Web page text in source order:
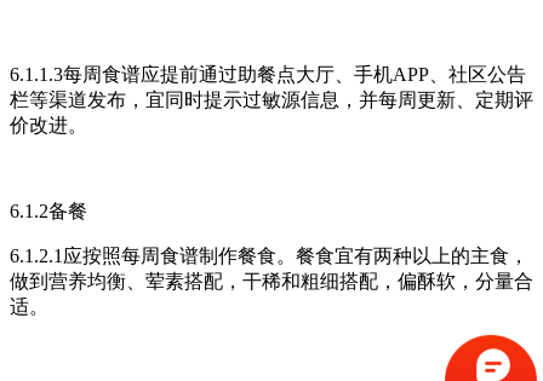
6.1.1.3每周食谱应提前通过助餐点大厅、手机APP、社区公告
栏等渠道发布，宜同时提示过敏源信息，并每周更新、定期评
价改进。
6.1.2备餐
6.1.2.1应按照每周食谱制作餐食。餐食宜有两种以上的主食，
做到营养均衡、荤素搭配，干稀和粗细搭配，偏酥软，分量合
适。